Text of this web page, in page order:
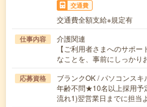
交通費
交通費全額支給※規定有
仕事内容
介護関連
【ご利用者さまへのサポ
なことを、事前にしっか
応募資格
ブランクOK / パソコンス
年齢不問★10名以上採用
流れ1)翌営業日までに担当